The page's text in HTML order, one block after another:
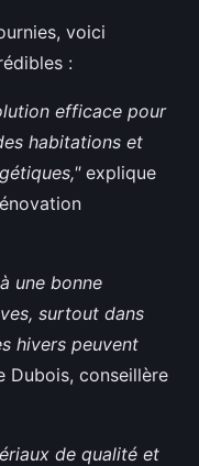
voici
:
efficace pour
habitations et
explique
une bonne
surtout dans
hivers peuvent
Dubois, conseillère
de qualité et